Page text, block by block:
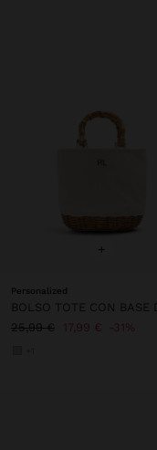
+
Personalized
25,99 €
17,99 € 31%